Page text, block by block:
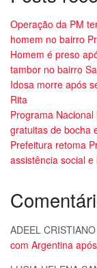
Operação da PM
homem no bairro
Homem é preso
tambor no bairro
Idosa morre após
Rita
Programa
gratuitas de bocha
Prefeitura retoma
assistência social
ADEEL
com Argentina